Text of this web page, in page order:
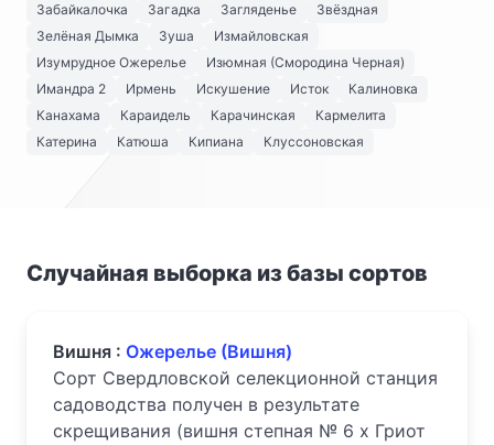
Забайкалочка
Загадка Загляденье
Звёздная
Зелёная Дымка
Зуша
Измайловская
Изумрудное Ожерелье
Изюмная (Смородина Черная)
Имандра 2
Ирмень Искушение Исток
Калиновка
Канахама
Караидель Карачинская
Кармелита
Катерина
Катюша Кипиана Клуссоновская
Случайная выборка из базы сортов
Вишня : Ожерелье (Вишня)
Сорт Свердловской селекционной станция
садоводства получен в результате
скрещивания (вишня степная № 6 х Гриот